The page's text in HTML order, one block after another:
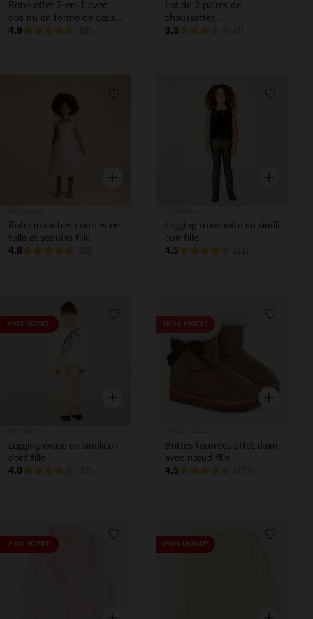
Robe effet 2-en-1 avec
dos nu en forme de cœur
fille
4.9
Lot de 2 paires de
chaussettes
antidérapantes biche fille
3.3
Aperçu rapide
Robe manches courtes en
tulle et sequins fille
4.8
Aperçu
Legging trompette en simili
cuir fille
4.5
PRIX ROND* Liste de souhaits
Aperçu rapide
Legging évasé en similicuir
doré fille
4.0
BEST PRICE*
Aperçu
Bottes fourrées effet daim
avec nœud fille
4.5
PRIX ROND* Liste de souhaits
Aperçu rapide
PRIX ROND*
Aperçu